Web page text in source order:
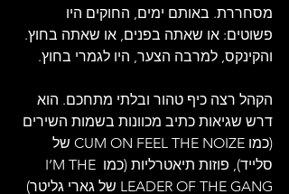
מסחררת. באותם ימים, החוקים היו
פשוטים: או שאתה בפנים, או שאתה בחוץ.
והקינקס, למרבה הצער, היו לגמרי בחוץ.
הקהל רצה כיף טהור ובלתי מתחכם. הוא
דרש שגיאות כתיב מכוונות בשמות השירים
(כמו CUM ON FEEL THE NOIZE של
סלייד), פוזות תיאטרליות (כמו I’M THE
LEADER OF THE GANG של גארי גליטר)